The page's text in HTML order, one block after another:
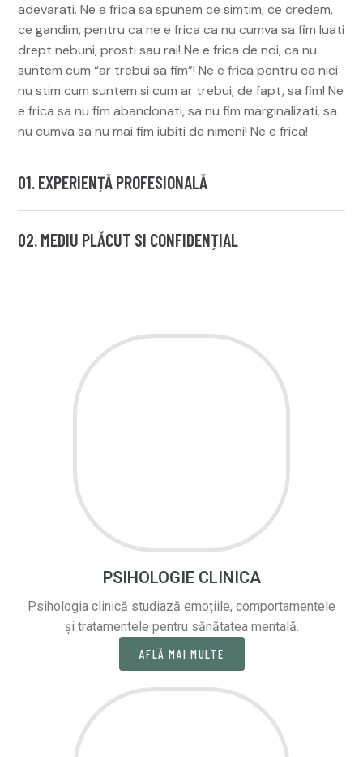
adevarati. Ne e frica sa spunem ce simtim, ce credem,
ce gandim, pentru ca ne e frica ca nu cumva sa fim luati
drept nebuni, prosti sau rai! Ne e frica de noi, ca nu
suntem cum “ar trebui sa fim”! Ne e frica pentru ca nici
nu stim cum suntem si cum ar trebui, de fapt, sa fim! Ne
e frica sa nu fim abandonati, sa nu fim marginalizati, sa
nu cumva sa nu mai fim iubiti de nimeni! Ne e frica!
01. EXPERIENȚĂ PROFESIONALĂ
02. MEDIU PLĂCUT SI CONFIDENȚIAL
PSIHOLOGIE CLINICA
Psihologia clinică studiază emoțiile, comportamentele
și tratamentele pentru sănătatea mentală.
AFLĂ MAI MULTE